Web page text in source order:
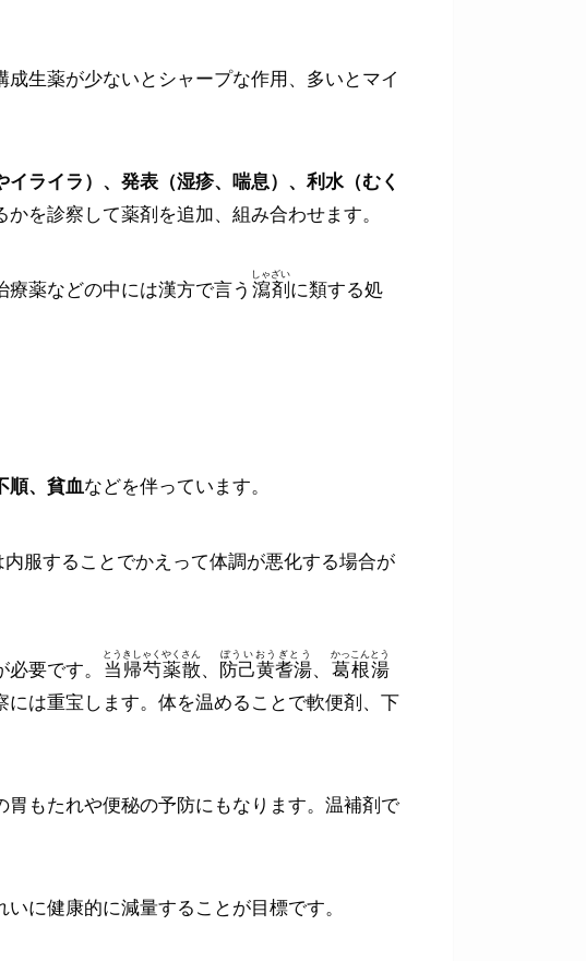
生薬が少ないとシャープな作用、多いとマイ
イライラ）、発表（湿疹、喘息）、利水（むく
を診察して薬剤を追加、組み合わせます。
薬などの中には漢方で言う 瀉剤
しゃざい
に類する処
順、貧血などを伴っています。
服することでかえって体調が悪化する場合が
要です。 当帰芍薬散
とうきしゃくやくさん
、 防己黄耆湯
ぼういおうぎとう
、 葛根湯
かっこんとう
は重宝します。体を温めることで軟便剤、下
もたれや便秘の予防にもなります。温補剤で
に健康的に減量することが目標です。